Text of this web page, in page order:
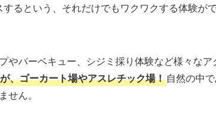
るという、それだけでもワクワクする体験が
やバーベキュー、シジミ採り体験など様々なア
、ゴーカート場やアスレチック場！自然の中
ん。